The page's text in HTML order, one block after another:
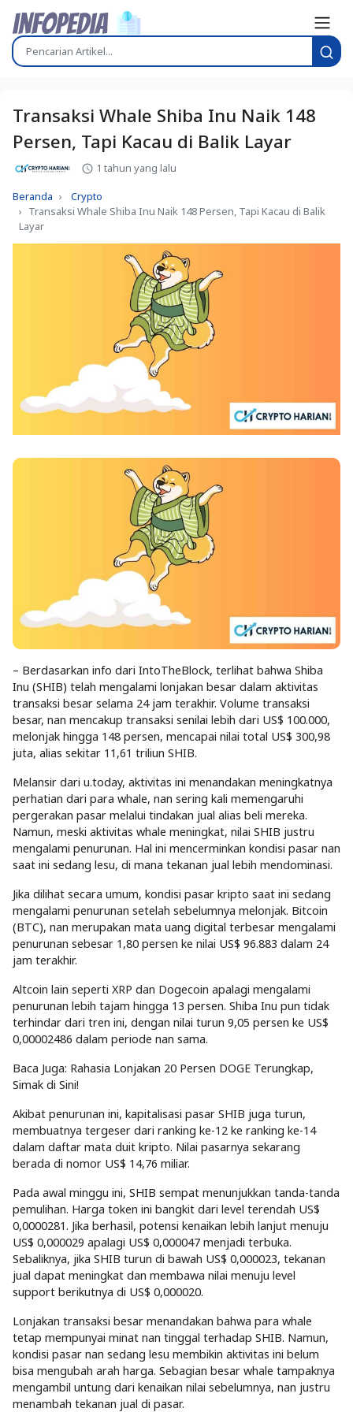
Transaksi Whale Shiba Inu Naik 148
Persen, Tapi Kacau di Balik Layar
1 tahun yang lalu
Beranda
Crypto
Transaksi Whale Shiba Inu Naik 148 Persen, Tapi Kacau di Balik
Layar
– Berdasarkan info dari IntoTheBlock, terlihat bahwa Shiba
Inu (SHIB) telah mengalami lonjakan besar dalam aktivitas
transaksi besar selama 24 jam terakhir. Volume transaksi
besar, nan mencakup transaksi senilai lebih dari US$ 100.000,
melonjak hingga 148 persen, mencapai nilai total US$ 300,98
juta, alias sekitar 11,61 triliun SHIB.
Melansir dari u.today, aktivitas ini menandakan meningkatnya
perhatian dari para whale, nan sering kali memengaruhi
pergerakan pasar melalui tindakan jual alias beli mereka.
Namun, meski aktivitas whale meningkat, nilai SHIB justru
mengalami penurunan. Hal ini mencerminkan kondisi pasar nan
saat ini sedang lesu, di mana tekanan jual lebih mendominasi.
Jika dilihat secara umum, kondisi pasar kripto saat ini sedang
mengalami penurunan setelah sebelumnya melonjak. Bitcoin
(BTC), nan merupakan mata uang digital terbesar mengalami
penurunan sebesar 1,80 persen ke nilai US$ 96.883 dalam 24
jam terakhir.
Altcoin lain seperti XRP dan Dogecoin apalagi mengalami
penurunan lebih tajam hingga 13 persen. Shiba Inu pun tidak
terhindar dari tren ini, dengan nilai turun 9,05 persen ke US$
0,00002486 dalam periode nan sama.
Baca Juga: Rahasia Lonjakan 20 Persen DOGE Terungkap,
Simak di Sini!
Akibat penurunan ini, kapitalisasi pasar SHIB juga turun,
membuatnya tergeser dari ranking ke-12 ke ranking ke-14
dalam daftar mata duit kripto. Nilai pasarnya sekarang
berada di nomor US$ 14,76 miliar.
Pada awal minggu ini, SHIB sempat menunjukkan tanda-tanda
pemulihan. Harga token ini bangkit dari level terendah US$
0,0000281. Jika berhasil, potensi kenaikan lebih lanjut menuju
US$ 0,000029 apalagi US$ 0,000047 menjadi terbuka.
Sebaliknya, jika SHIB turun di bawah US$ 0,000023, tekanan
jual dapat meningkat dan membawa nilai menuju level
support berikutnya di US$ 0,000020.
Lonjakan transaksi besar menandakan bahwa para whale
tetap mempunyai minat nan tinggal terhadap SHIB. Namun,
kondisi pasar nan sedang lesu membikin aktivitas ini belum
bisa mengubah arah harga. Sebagian besar whale tampaknya
mengambil untung dari kenaikan nilai sebelumnya, nan justru
menambah tekanan jual di pasar.